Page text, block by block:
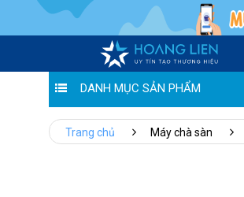
DANH MỤC SẢN PHẨM
Trang chủ Máy chà sàn